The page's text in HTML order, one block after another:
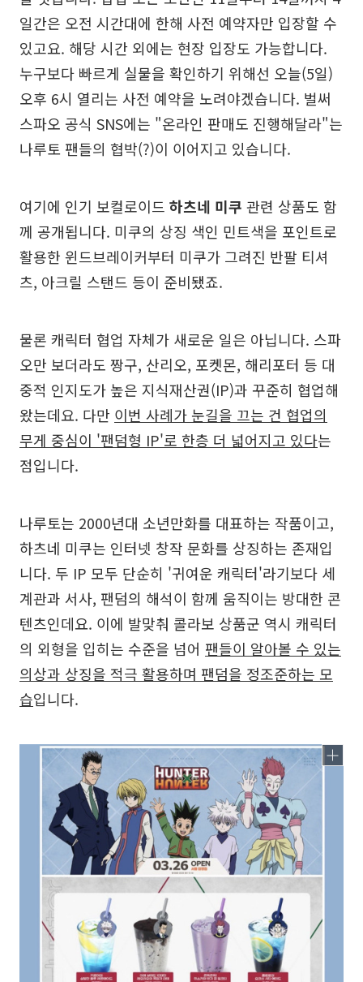
일간은 오전 시간대에 한해 사전 예약자만 입장할 수
있고요. 해당 시간 외에는 현장 입장도 가능합니다.
누구보다 빠르게 실물을 확인하기 위해선 오늘(5일)
오후 6시 열리는 사전 예약을 노려야겠습니다. 벌써
스파오 공식 SNS에는 "온라인 판매도 진행해달라"는
나루토 팬들의 협박(?)이 이어지고 있습니다.
여기에 인기 보컬로이드 하츠네 미쿠 관련 상품도 함
께 공개됩니다. 미쿠의 상징 색인 민트색을 포인트로
활용한 윈드브레이커부터 미쿠가 그려진 반팔 티셔
츠, 아크릴 스탠드 등이 준비됐죠.
물론 캐릭터 협업 자체가 새로운 일은 아닙니다. 스파
오만 보더라도 짱구, 산리오, 포켓몬, 해리포터 등 대
중적 인지도가 높은 지식재산권(IP)과 꾸준히 협업해
왔는데요. 다만 이번 사례가 눈길을 끄는 건 협업의
무게 중심이 '팬덤형 IP'로 한층 더 넓어지고 있다는
점입니다.
나루토는 2000년대 소년만화를 대표하는 작품이고,
하츠네 미쿠는 인터넷 창작 문화를 상징하는 존재입
니다. 두 IP 모두 단순히 '귀여운 캐릭터'라기보다 세
계관과 서사, 팬덤의 해석이 함께 움직이는 방대한 콘
텐츠인데요. 이에 발맞춰 콜라보 상품군 역시 캐릭터
의 외형을 입히는 수준을 넘어 팬들이 알아볼 수 있는
의상과 상징을 적극 활용하며 팬덤을 정조준하는 모
습입니다.